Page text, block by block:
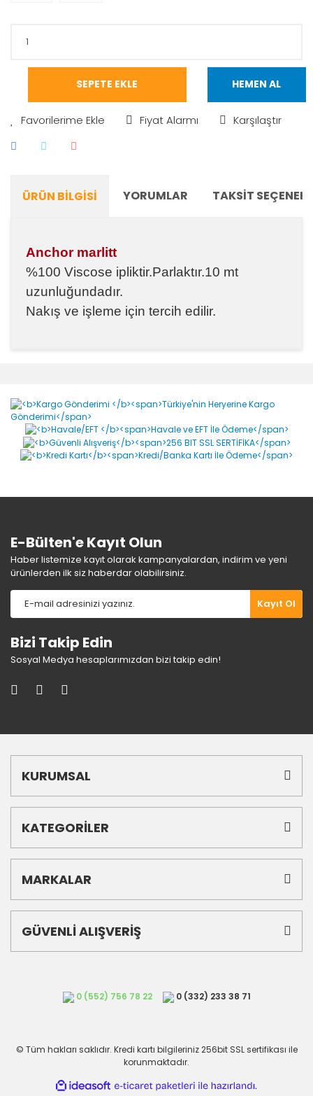
SEPETE EKLE HEMEN AL
Fiyat Alarmı Karşılaştır
ÜRÜN BILGISI YORUMLAR TAKSIT
Anchor marlitt
%100 Viscose ipliktir.Parlaktır.10 mt
uzunluğundadır.
Nakış ve işleme için tercih edilir.
Yorum Yaz
Ürün resmi kalitesiz, bozuk veya görüntülenemiyor.
Ürün açıklamasında eksik bilgiler bulunuyor.
Ürün bilgilerinde hatalar bulunuyor.
E-Bülten'e Kayıt Olun
Haber listemize kayıt olarak kampanyalardan, indirim ve yeni
ürünlerden ilk siz haberdar olabilirsiniz.
Kayıt Ol
Bizi Takip Edin
Sosyal Medya hesaplarımızdan bizi takip edin!
KURUMSAL
KATEGORİLER
MARKALAR
GÜVENLİ ALIŞVERİŞ
0 (552) 756 78 22 0 (332) 233 38 71
© Tüm hakları saklıdır. Kredi kartı bilgileriniz 256bit SSL sertifikası ile
korunmaktadır.
ideasoft
e-